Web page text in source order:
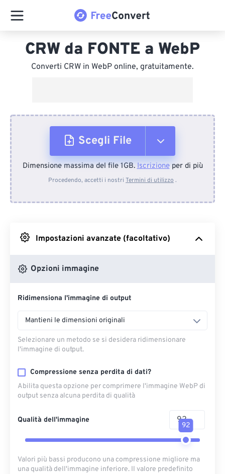
CRW da FONTE a WebP
Converti CRW in WebP online, gratuitamente.
Scegli File
Dal dispositivo
Da Google Drive
Dimensione massima del file 1GB.Iscrizioneper di più
Procedendo, accetti i nostri Termini di utilizzo .
Impostazioni avanzate (facoltativo)
Opzioni immagine
Ridimensiona l'immagine di output
Mantieni le dimensioni originali
Selezionare un metodo se si desidera ridimensionare
l'immagine di output.
Compressione senza perdita di dati?
Abilita questa opzione per comprimere l'immagine WebP di
output senza alcuna perdita di qualità
Qualità dell'immagine
92
Valori più bassi producono una compressione migliore ma
una qualità dell'immagine inferiore. Il valore predefinito